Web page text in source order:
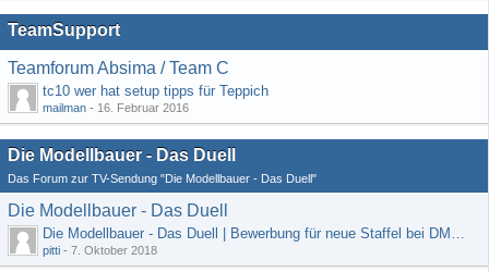
TeamSupport
Teamforum Absima / Team C
tc10 wer hat setup tipps für Teppich
mailman - 16. Februar 2016
Die Modellbauer - Das Duell
Das Forum zur TV-Sendung "Die Modellbauer - Das Duell"
Die Modellbauer - Das Duell
Die Modellbauer - Das Duell | Bewerbung für neue Staffel bei DMAX *Werbung*
pitti - 7. Oktober 2018